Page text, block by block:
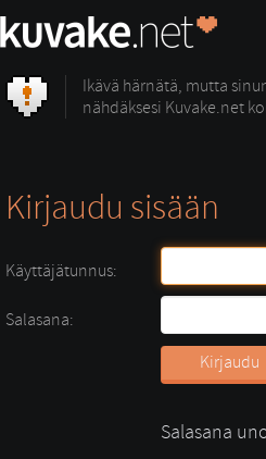
Ikävä härnätä, mutta
nähdäksesi Kuvake.net
Kirjaudu sisään
Käyttäjätunnus:
Salasana:
Salasana